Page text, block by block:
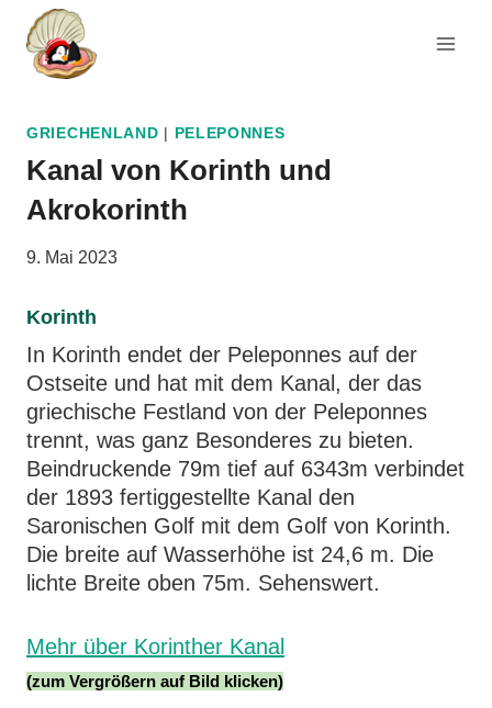
Zum
Inhalt
springen
GRIECHENLAND | PELEPONNES
Kanal von Korinth und
Akrokorinth
9. Mai 2023
Korinth
In Korinth endet der Peleponnes auf der
Ostseite und hat mit dem Kanal, der das
griechische Festland von der Peleponnes
trennt, was ganz Besonderes zu bieten.
Beindruckende 79m tief auf 6343m verbindet
der 1893 fertiggestellte Kanal den
Saronischen Golf mit dem Golf von Korinth.
Die breite auf Wasserhöhe ist 24,6 m. Die
lichte Breite oben 75m. Sehenswert.
Mehr über Korinther Kanal
(zum Vergrößern auf Bild klicken)